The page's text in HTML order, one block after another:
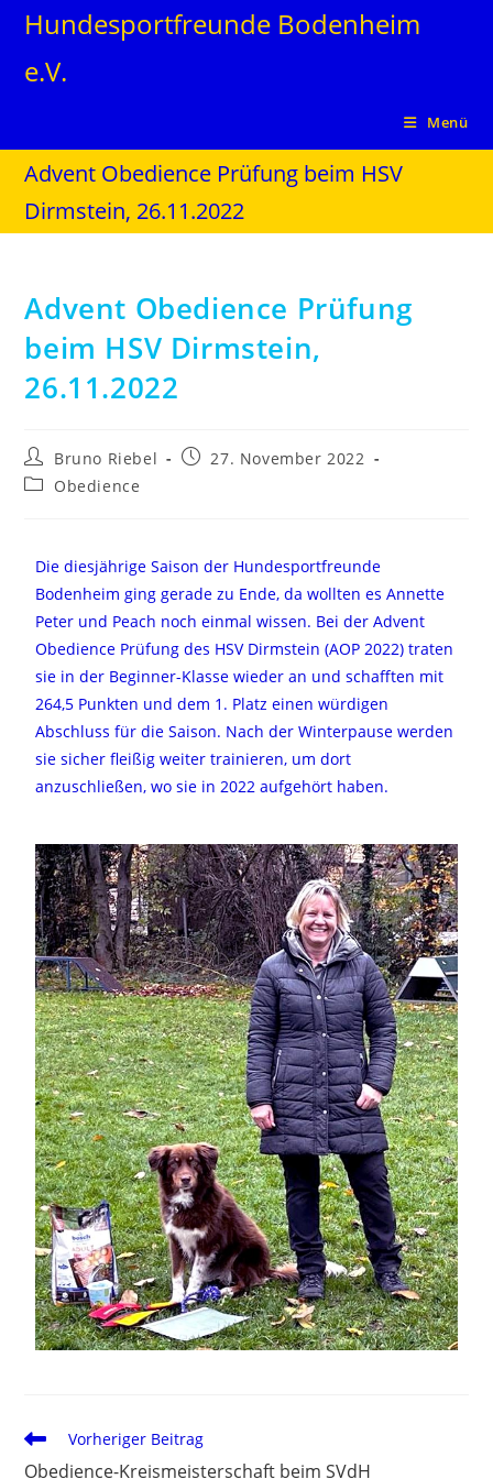
Hundesportfreunde Bodenheim
e.V.
Menü
Advent Obedience Prüfung beim HSV
Dirmstein, 26.11.2022
Advent Obedience Prüfung
beim HSV Dirmstein,
26.11.2022
Bruno Riebel
27. November 2022
Obedience
Die diesjährige Saison der Hundesportfreunde
Bodenheim ging gerade zu Ende, da wollten es Annette
Peter und Peach noch einmal wissen. Bei der Advent
Obedience Prüfung des HSV Dirmstein (AOP 2022) traten
sie in der Beginner-Klasse wieder an und schafften mit
264,5 Punkten und dem 1. Platz einen würdigen
Abschluss für die Saison. Nach der Winterpause werden
sie sicher fleißig weiter trainieren, um dort
anzuschließen, wo sie in 2022 aufgehört haben.
Vorheriger Beitrag
Obedience-Kreismeisterschaft beim SVdH